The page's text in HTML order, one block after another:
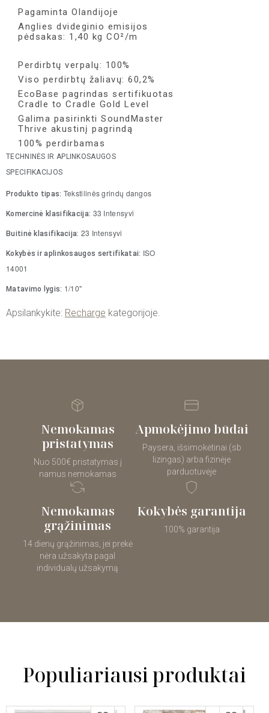
Pagaminta Olandijoje
Anglies dvideginio emisijos
pėdsakas: 1,40 kg CO²/m
Perdirbtų verpalų: 100%
Viso perdirbtų žaliavų: 60,2%
EcoBase pagrindas sertifikuotas
Cradle to Cradle Gold Level
Galima pasirinkti SoundMaster
Thrive akustinį pagrindą
100% perdirbamas
TECHNINĖS IR APLINKOSAUGOS
SPECIFIKACIJOS
Produkto tipas: Tekstilinės grindų dangos
Komercinė klasifikacija: 33 Intensyvi
Buitinė klasifikacija: 23 Intensyvi
Kokybės ir aplinkosaugos sertifikatai: ISO
14001
Matavimo lygis: 1/10"
Apsilankykite: Recharge kategorijoje.
Nemokamas
pristatymas
Nuo 500€ pristatymas į
namus nemokamas
Apmokėjimo būdai
Paysera, išsimokėtinai (sb
lizingas) arba fizinėje
parduotuvėje
Nemokamas
grąžinimas
14 dienų grąžinimas, jei prekė
nėra užsakyta pagal
individualų užsakymą
Kokybės garantija
100% garantija
Populiariausi produktai